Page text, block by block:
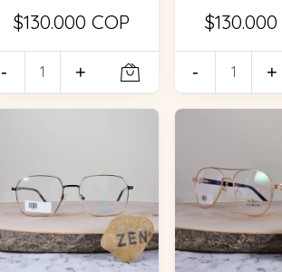
$130.000 COP
- + - +